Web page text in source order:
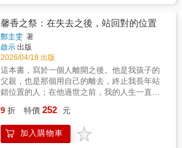
死者對話、預言未來、治療病患，還能移動雲
朵。然而這是一個禁止女性從事的職業——直
到有一天，英格麗德的媽咪（Mami）掉進井
裡，陷入失憶症，並在復原後獲得了得以看
見、聽見鬼魂的能力。於是在這個漫長的男人
譜系中，媽咪成為家族中第一位女性療癒師。
英格麗德成長於一九八○與一九九○年代政局動
盪暴力的哥倫比亞。成長過程中，家裡總是裝
滿她母親的算命客戶，而且常有撞鬼事件，此
般超現實場景是一種日常。這份遺產一直讓她
覺得只屬於母親和外公，直到二十多歲在美國
生活時，英格麗德因頭部受傷而失憶。當她逐
漸恢復部分記憶，家人興奮地告訴她，這種事
留下深刻的痕跡。 《否定的辯證》被視為阿多
諾一生學術生涯的代表作，出版於一九六六
年，源自於阿多諾於法蘭克福大學任教期間，
開設「否定的辯證」課程，而本書出版之後便
成為該課程的教材，也是一九六○年代以後阿多
諾晚期思想的核心。 阿多諾提出「否定的辯
證」，以反體系的解說方式來回應形上學產生
的問題，並且批判傳統辯證法的「同一性」，
其理論不僅奠定法蘭克福學派批判理論的基
深刻省思，使我們得以不同角度的方式認識哲
學偉人的思想。
馨香之祭：在失去之後，站回對的位置
鄭圭雯 著
啟示 出版
2026/04/18 出版
這本書，寫於一個人離開之後。他是我孩子的
父親，也是那個用自己的離去，終止我長年站
錯位置的人；在他過世之前，我的人生一直向
是在工作、關係，還是信仰裡；我以為，只要
夠努力，就能把一切維持好——直到他離世。
他的離去沒有給我答案，卻終止了我在所有關
9 折 特價 252 元
加入購物車